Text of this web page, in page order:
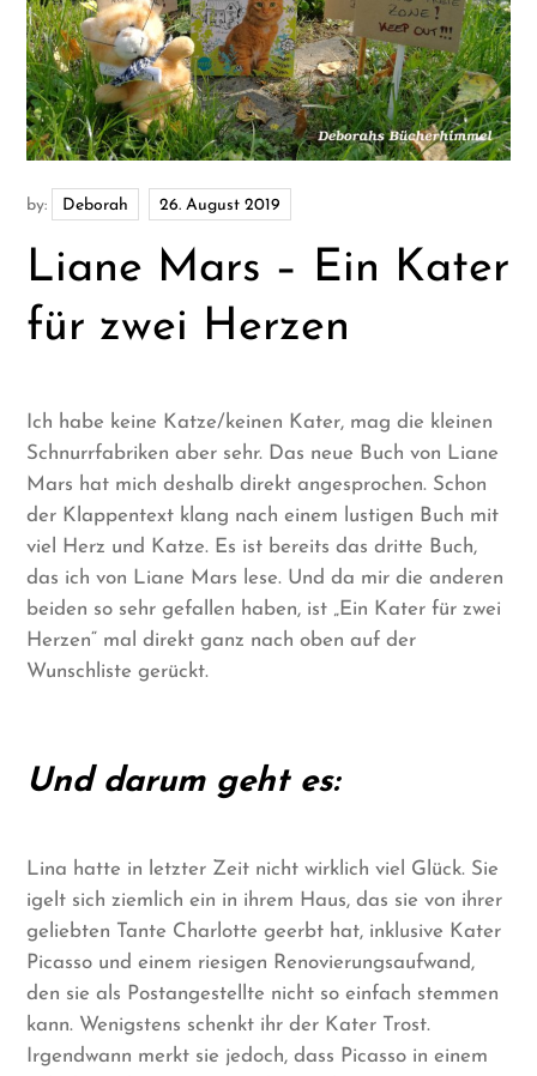
by: Deborah
Liane Mars – Ein Kater
für zwei Herzen
Ich habe keine Katze/keinen Kater, mag die kleinen
Schnurrfabriken aber sehr. Das neue Buch von Liane
Mars hat mich deshalb direkt angesprochen. Schon
der Klappentext klang nach einem lustigen Buch mit
viel Herz und Katze. Es ist bereits das dritte Buch,
das ich von Liane Mars lese. Und da mir die anderen
beiden so sehr gefallen haben, ist „Ein Kater für zwei
Herzen“ mal direkt ganz nach oben auf der
Wunschliste gerückt.
Und darum geht es:
Lina hatte in letzter Zeit nicht wirklich viel Glück. Sie
igelt sich ziemlich ein in ihrem Haus, das sie von ihrer
geliebten Tante Charlotte geerbt hat, inklusive Kater
Picasso und einem riesigen Renovierungsaufwand,
den sie als Postangestellte nicht so einfach stemmen
kann. Wenigstens schenkt ihr der Kater Trost.
Irgendwann merkt sie jedoch, dass Picasso in einem